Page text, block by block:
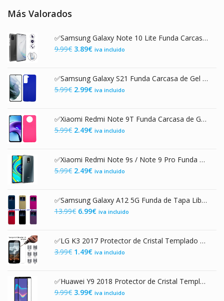
Más Valorados
✅Samsung Galaxy Note 10 Lite Funda Carcasa Transparente Doble con Protección 360º
9.99€ El
era:
9.99€.
3.89€El
es:
3.89€.
iva incluido
✅Samsung Galaxy S21 Funda Carcasa de Gel TPU Mate Azul
5.99€ El
era:
5.99€.
2.99€El
es:
2.99€.
iva incluido
✅Xiaomi Redmi Note 9T Funda Carcasa de Gel TPU Mate Rosa
5.99€ El
era:
5.99€.
2.49€El
es:
2.49€.
iva incluido
✅Xiaomi Redmi Note 9s / Note 9 Pro Funda Carcasa de Gel TPU Transparente
5.99€ El
era:
5.99€.
2.49€El
es:
2.49€.
iva incluido
✅Samsung Galaxy A12 5G Funda de Tapa Libro con Cierre Magnético
13.99€ El
era:
13.99€.
6.99€El
es:
6.99€.
iva incluido
✅LG K3 2017 Protector de Cristal Templado 9H 2.5D
3.99€ El
era:
3.99€.
1.49€El
es:
1.49€.
iva incluido
✅Huawei Y9 2018 Protector de Cristal Templado con Marco Negro
9.99€ El
3.99€Eliva incluido